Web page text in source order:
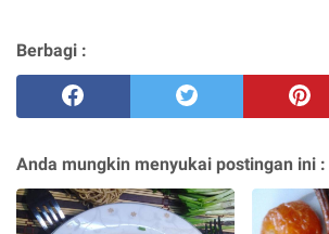
Berbagi :
Anda mungkin menyukai postingan ini :